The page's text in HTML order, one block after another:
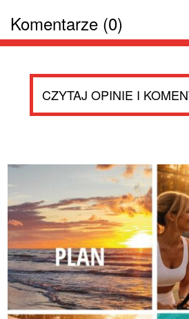
Komentarze (0)
CZYTAJ OPINIE I